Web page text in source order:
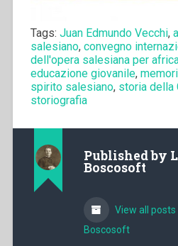
Tags: Juan Edmundo Vecchi,
salesiano, convegno
dell'opera salesiana per
educazione giovanile,
spirito salesiano, storia della
storiografia
Published by
Boscosoft
View all
Boscosoft